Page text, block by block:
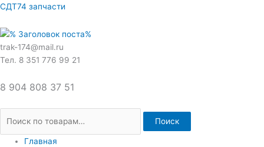
Перейти
содержимому
СДТ74 запчасти
trak-174@mail.ru
Тел. 8 351 776 99 21
8 904 808 37 51
Искать:
Поиск
Главная